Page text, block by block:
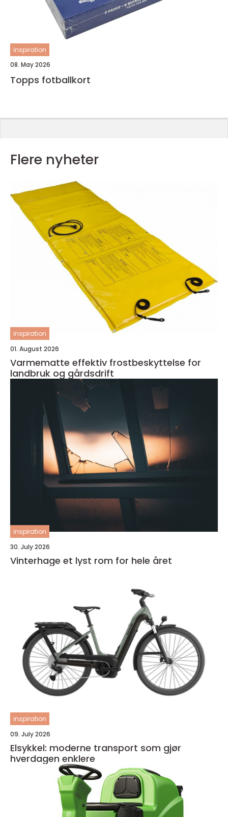
inspiration
08. May 2026
Topps fotballkort
Flere nyheter
inspiration
01. August 2026
Varmematte effektiv frostbeskyttelse for
landbruk og gårdsdrift
inspiration
30. July 2026
Vinterhage et lyst rom for hele året
inspiration
09. July 2026
Elsykkel: moderne transport som gjør
hverdagen enklere